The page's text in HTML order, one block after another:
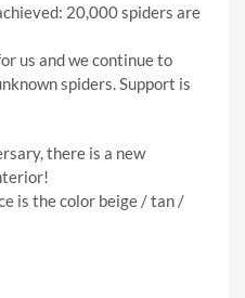
20,000 spiders are
us and we continue to
spiders. Support is
there is a new
is the color beige / tan /